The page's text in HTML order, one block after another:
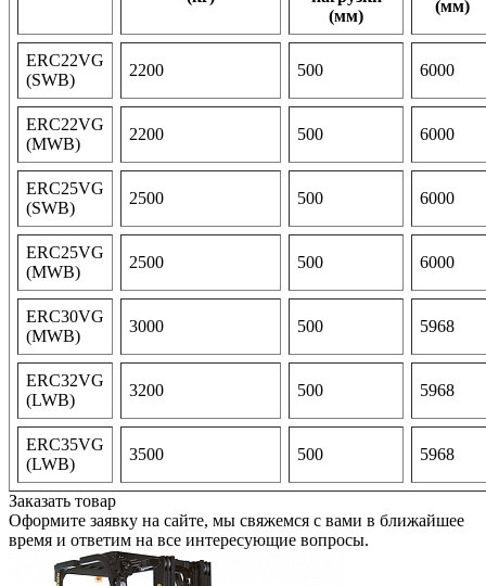
(мм)
(мм)
ERC22VG
(SWB)
2200 500 6000
ERC22VG
(MWB)
2200 500 6000
ERC25VG
(SWB)
2500 500 6000
ERC25VG
(MWB)
2500 500 6000
ERC30VG
(MWB)
3000 500 5968
ERC32VG
(LWB)
3200 500 5968
ERC35VG
(LWB)
3500 500 5968
Заказать товар
Оформите заявку на сайте, мы свяжемся с вами в ближайшее
время и ответим на все интересующие вопросы.